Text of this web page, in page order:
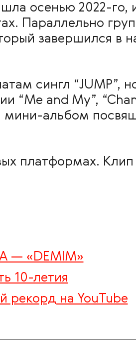
осенью 2022-го,
Параллельно
завершился в
сингл “JUMP”,
“Me and My”,
мини-альбом
платформах.
— «DEMIM»
10-летия
рекорд на YouTube